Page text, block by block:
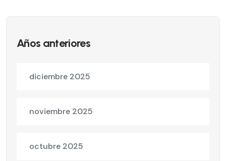
Años anteriores
diciembre 2025
noviembre 2025
octubre 2025